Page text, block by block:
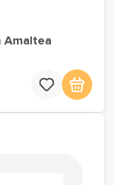
Amaltea